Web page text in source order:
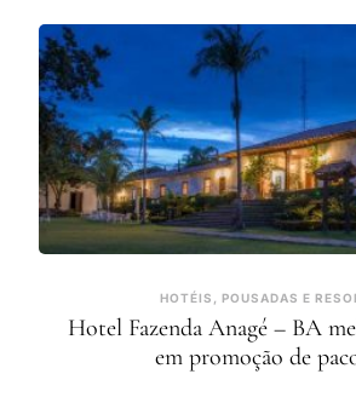
HOTÉIS, POUSADAS E
Hotel Fazenda Anagé – BA
em promoção de